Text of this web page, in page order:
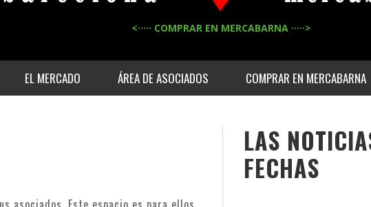
<····· COMPRAR EN MERCABARNA ·····>
EL MERCADO ÁREA DE ASOCIADOS COMPRAR EN MERCABARNA
LAS
FECHAS